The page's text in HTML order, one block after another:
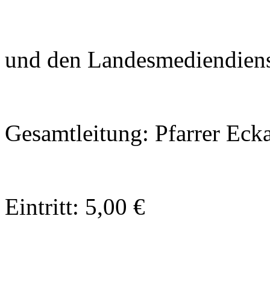
und den
Gesamtleitung: Pfarrer
Eintritt: 5,00 €